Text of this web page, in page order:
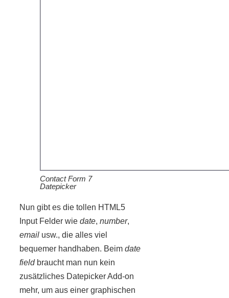
Contact Form 7
Datepicker
Nun gibt es die tollen HTML5
Input Felder wie date, number,
email usw., die alles viel
bequemer handhaben. Beim date
fieldbraucht man nun kein
zusätzliches Datepicker Add-on
mehr, um aus einer graphischen